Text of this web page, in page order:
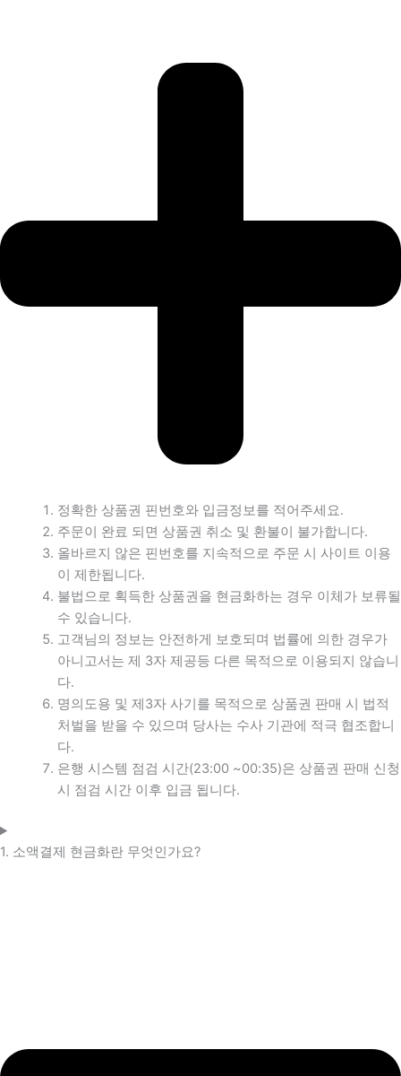
정확한 상품권 핀번호와 입금정보를 적어주세요.
주문이 완료 되면 상품권 취소 및 환불이 불가합니다.
올바르지 않은 핀번호를 지속적으로 주문 시 사이트 이용
이 제한됩니다.
불법으로 획득한 상품권을 현금화하는 경우 이체가 보류될
수 있습니다.
고객님의 정보는 안전하게 보호되며 법률에 의한 경우가
아니고서는 제 3자 제공등 다른 목적으로 이용되지 않습니
다.
명의도용 및 제3자 사기를 목적으로 상품권 판매 시 법적
처벌을 받을 수 있으며 당사는 수사 기관에 적극 협조합니
다.
은행 시스템 점검 시간(23:00 ~00:35)은 상품권 판매 신청
시 점검 시간 이후 입금 됩니다.
1. 소액결제 현금화란 무엇인가요?